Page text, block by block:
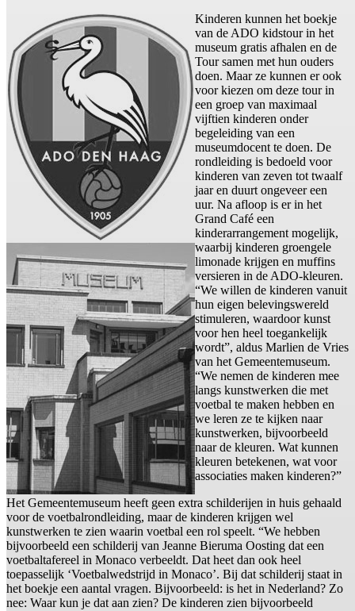
Kinderen kunnen het boekje
van de ADO kidstour in het
museum gratis afhalen en de
Tour samen met hun ouders
doen. Maar ze kunnen er ook
voor kiezen om deze tour in
een groep van maximaal
vijftien kinderen onder
begeleiding van een
museumdocent te doen. De
rondleiding is bedoeld voor
kinderen van zeven tot twaalf
jaar en duurt ongeveer een
uur. Na afloop is er in het
Grand Café een
kinderarrangement mogelijk,
waarbij kinderen groengele
limonade krijgen en muffins
versieren in de ADO-kleuren.
“We willen de kinderen vanuit
hun eigen belevingswereld
stimuleren, waardoor kunst
voor hen heel toegankelijk
wordt”, aldus Marlien de Vries
van het Gemeentemuseum.
“We nemen de kinderen mee
langs kunstwerken die met
voetbal te maken hebben en
we leren ze te kijken naar
kunstwerken, bijvoorbeeld
naar de kleuren. Wat kunnen
kleuren betekenen, wat voor
associaties maken kinderen?”
Het Gemeentemuseum heeft geen extra schilderijen in huis gehaald
voor de voetbalrondleiding, maar de kinderen krijgen wel
kunstwerken te zien waarin voetbal een rol speelt. “We hebben
bijvoorbeeld een schilderij van Jeanne Bieruma Oosting dat een
voetbaltafereel in Monaco verbeeldt. Dat heet dan ook heel
toepasselijk ‘Voetbalwedstrijd in Monaco’. Bij dat schilderij staat in
het boekje een aantal vragen. Bijvoorbeeld: is het in Nederland? Zo
nee: Waar kun je dat aan zien? De kinderen zien bijvoorbeeld